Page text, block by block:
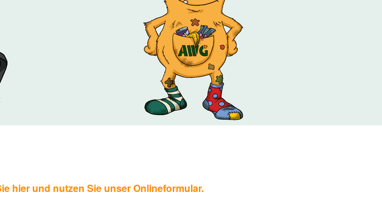
hier und nutzen Sie unser Onlineformular.